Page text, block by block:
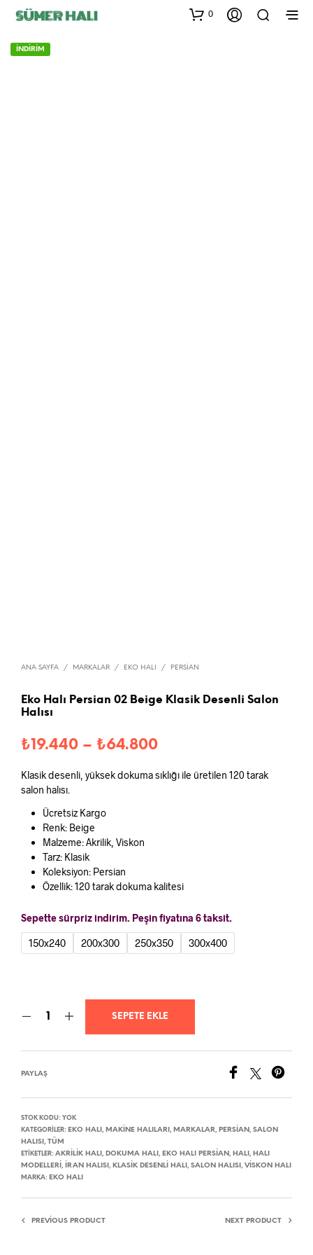
0
İNDİRİM
ANA SAYFA / MARKALAR / EKO HALI / PERSIAN
Eko Halı Persian 02 Beige Klasik Desenli Salon
Halısı
₺19.440 – ₺64.800Fiyat
aralığı:
Klasik desenli, yüksek dokuma sıklığı ile üretilen 120 tarak
salon halısı.
Ücretsiz Kargo
Renk: Beige
Malzeme: Akrilik, Viskon
Tarz: Klasik
Koleksiyon: Persian
Özellik: 120 tarak dokuma kalitesi
Sepette sürpriz indirim. Peşin fiyatına 6 taksit.
150x240 200x300 250x350 300x400
SEPETE EKLE
PAYLAŞ
STOK KODU: YOK
KATEGORILER: EKO HALI, MAKINE HALILARI, MARKALAR, PERSIAN, SALON
HALISI, TÜM
ETIKETLER: AKRILIK HALI, DOKUMA HALI, EKO HALI PERSIAN, HALI, HALI
MODELLERI, IRAN HALISI, KLASIK DESENLI HALI, SALON HALISI, VISKON HALI
MARKA: EKO HALI
PREVIOUS PRODUCT NEXT PRODUCT